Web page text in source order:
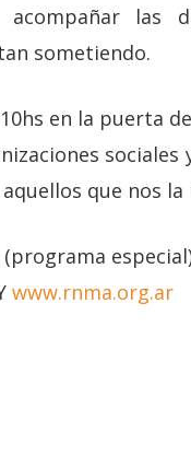
las
sometiendo.
en la puerta
que nos la
www.rnma.org.ar